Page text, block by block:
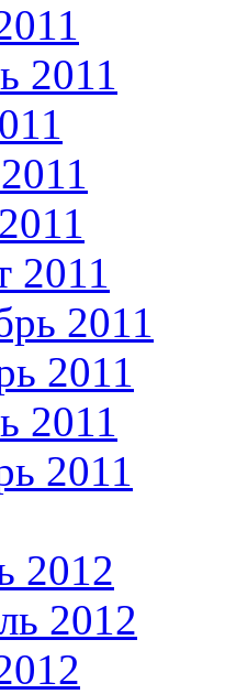
2011
2011
2011
2011
2011
2011
2012
2012